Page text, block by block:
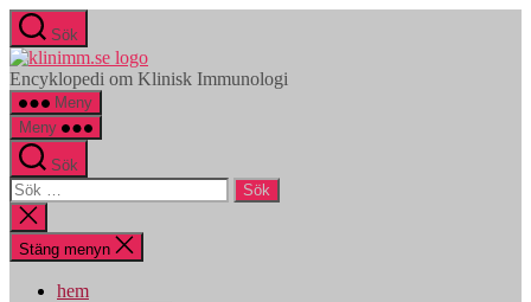
Hoppa
till
innehåll
Sök
klinimm.se
Encyklopedi om Klinisk Immunologi
Meny
Meny
Sök
Sök
efter:
Stäng
sökningen
Stäng menyn
hem